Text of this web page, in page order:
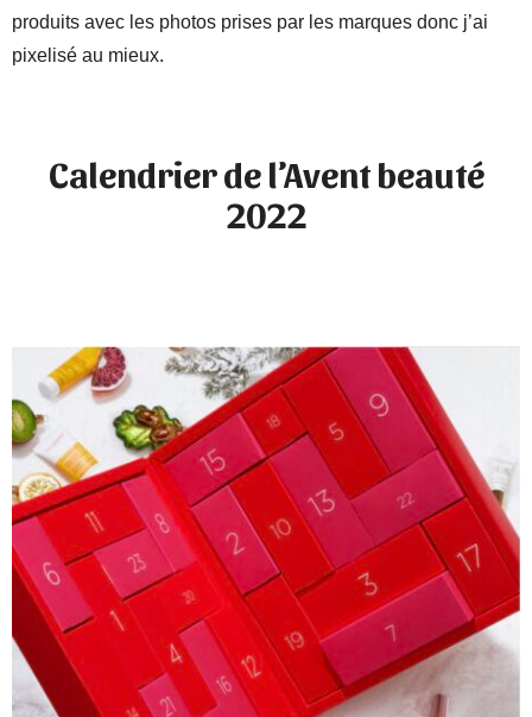
produits avec les photos prises par les marques donc j’ai
pixelisé au mieux.
Calendrier de l’Avent beauté
2022